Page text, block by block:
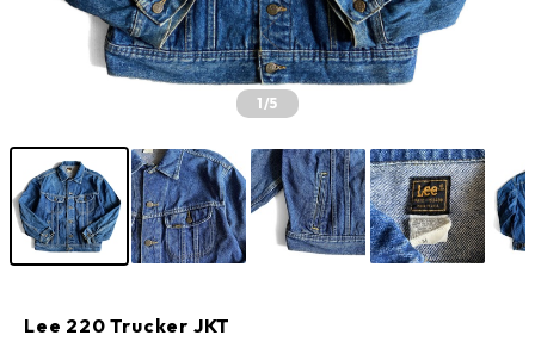
1/5
Lee 220 Trucker JKT